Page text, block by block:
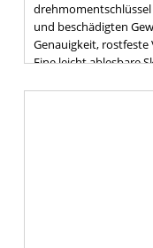
und beschädigten
Genauigkeit,
Eine leicht ablesbare